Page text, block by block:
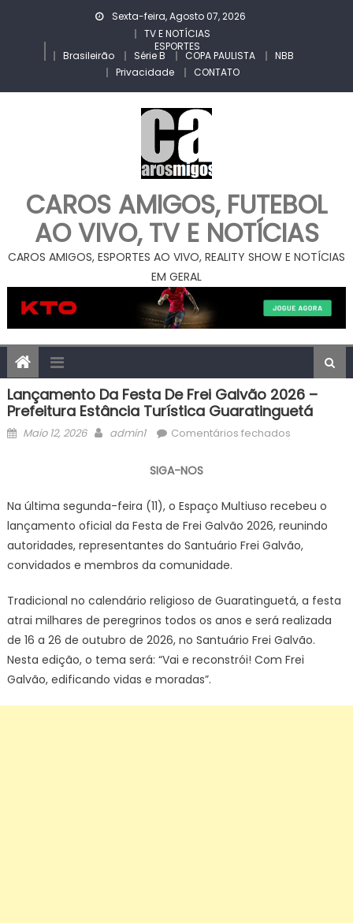
Sexta-feira, Agosto 07, 2026
TV E NOTÍCIAS
ESPORTES
Brasileirão Série B COPA PAULISTA
NBB
Privacidade
CONTATO
CAROS AMIGOS, FUTEBOL
AO VIVO, TV E NOTÍCIAS
CAROS AMIGOS, ESPORTES AO VIVO, REALITY SHOW E NOTÍCIAS
EM GERAL
Lançamento Da Festa De Frei Galvão 2026 –
Prefeitura Estância Turística Guaratinguetá
Posted
Maio 12, 2026 Author
admin1 Comentários fechadosem
de
Frei
Galvão
Prefeitura
Estância
SIGA-NOS
Na última segunda-feira (11), o Espaço Multiuso recebeu o
lançamento oficial da Festa de Frei Galvão 2026, reunindo
autoridades, representantes do Santuário Frei Galvão,
convidados e membros da comunidade.
Tradicional no calendário religioso de Guaratinguetá, a festa
atrai milhares de peregrinos todos os anos e será realizada
de 16 a 26 de outubro de 2026, no Santuário Frei Galvão.
Nesta edição, o tema será: “Vai e reconstrói! Com Frei
Galvão, edificando vidas e moradas”.